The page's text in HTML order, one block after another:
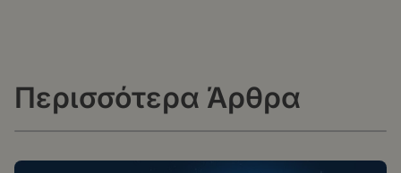
Περισσότερα Άρθρα